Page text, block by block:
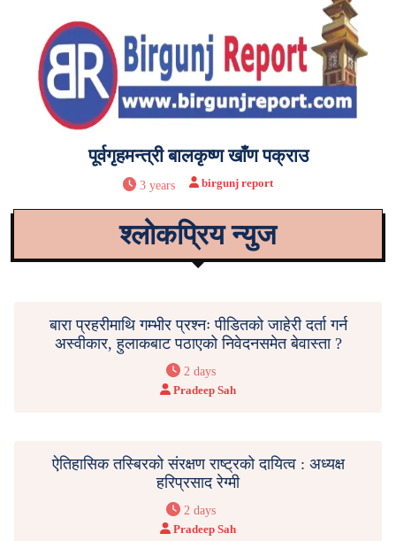
पूर्वगृहमन्त्री बालकृष्ण खाँण पक्राउ
3 years birgunj report
श्लोकप्रिय न्युज
बारा प्रहरीमाथि गम्भीर प्रश्नः पीडितको जाहेरी दर्ता गर्न
अस्वीकार, हुलाकबाट पठाएको निवेदनसमेत बेवास्ता ?
2 days
Pradeep Sah
ऐतिहासिक तस्बिरको संरक्षण राष्ट्रको दायित्व : अध्यक्ष
हरिप्रसाद रेग्मी
2 days
Pradeep Sah